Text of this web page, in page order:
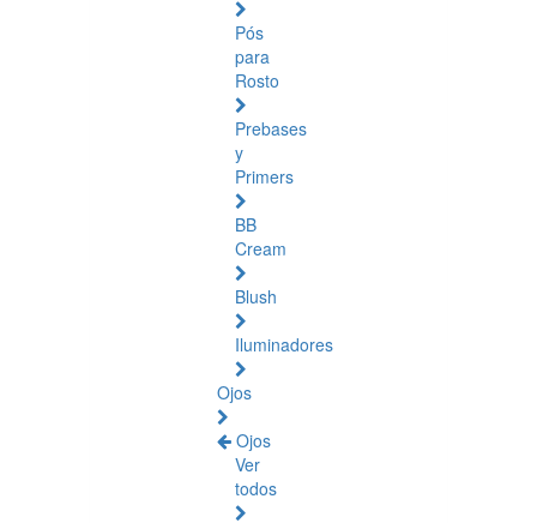
Pós
para
Rosto
Prebases
y
Primers
BB
Cream
Blush
Iluminadores
Ojos
Ojos
Ver
todos